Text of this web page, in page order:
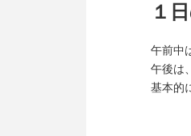
１
午前中
午後は
基本的